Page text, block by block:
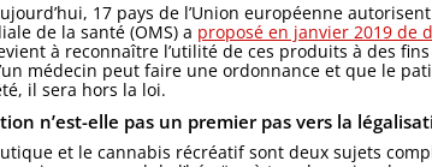
17 pays de l’Union européenne
de la santé (OMS) a proposé en janvier 2019 de
à reconnaître l’utilité de ces produits à des
médecin peut faire une ordonnance et que le
il sera hors la loi.
n’est-elle pas un premier pas vers la
et le cannabis récréatif sont deux sujets